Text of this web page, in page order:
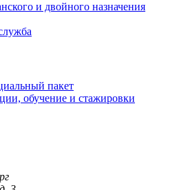
и двойного назначения
пакет
обучение и стажировки